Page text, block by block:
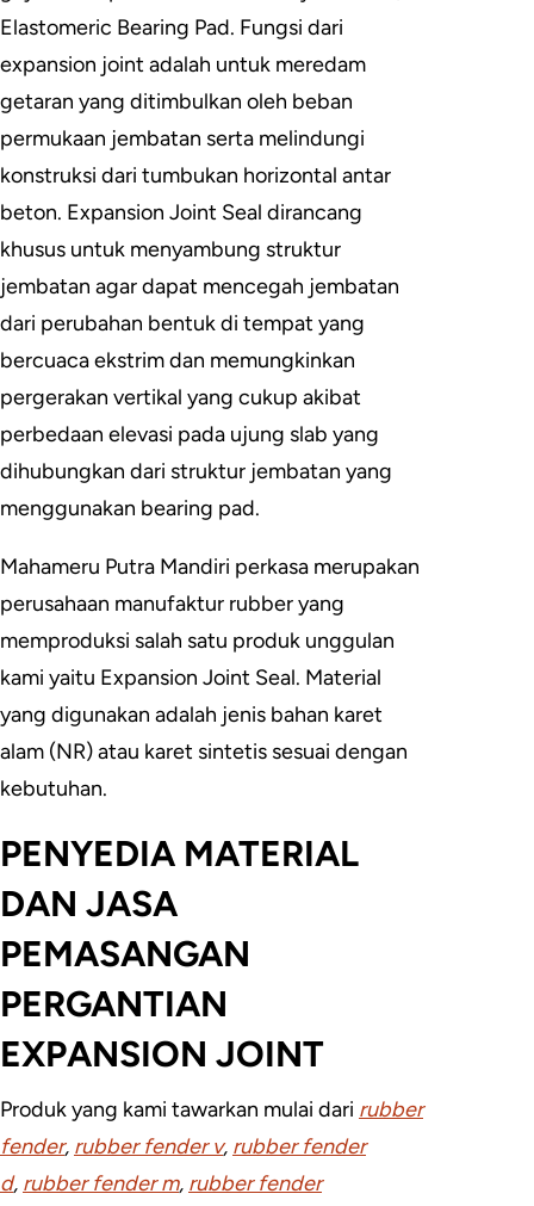
Elastomeric Bearing Pad. Fungsi dari
expansion joint adalah untuk meredam
getaran yang ditimbulkan oleh beban
permukaan jembatan serta melindungi
konstruksi dari tumbukan horizontal antar
beton. Expansion Joint Seal dirancang
khusus untuk menyambung struktur
jembatan agar dapat mencegah jembatan
dari perubahan bentuk di tempat yang
bercuaca ekstrim dan memungkinkan
pergerakan vertikal yang cukup akibat
perbedaan elevasi pada ujung slab yang
dihubungkan dari struktur jembatan yang
menggunakan bearing pad.
Mahameru Putra Mandiri perkasa merupakan
perusahaan manufaktur rubber yang
memproduksi salah satu produk unggulan
kami yaitu Expansion Joint Seal. Material
yang digunakan adalah jenis bahan karet
alam (NR) atau karet sintetis sesuai dengan
kebutuhan.
PENYEDIA MATERIAL
DAN JASA
PEMASANGAN
PERGANTIAN
EXPANSION JOINT
Produk yang kami tawarkan mulai dari rubber
fender, rubber fender v, rubber fender
d, rubber fender m, rubber fender